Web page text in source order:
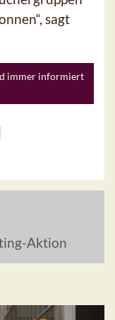
sagt
immer informiert
Aktion